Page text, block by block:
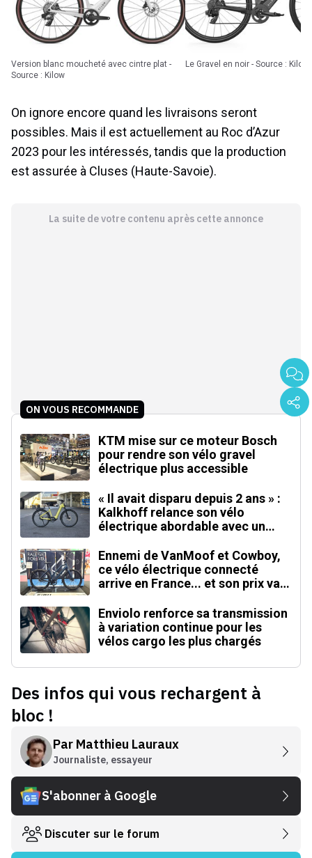
Version blanc moucheté avec cintre plat -
Source : Kilow
Le Gravel en noir - Source : Kilow
On ignore encore quand les livraisons seront
possibles. Mais il est actuellement au Roc d’Azur
2023 pour les intéressés, tandis que la production
est assurée à Cluses (Haute-Savoie).
La suite de votre contenu après cette annonce
ON VOUS RECOMMANDE
KTM mise sur ce moteur Bosch
pour rendre son vélo gravel
électrique plus accessible
« Il avait disparu depuis 2 ans » :
Kalkhoff relance son vélo
électrique abordable avec un
Ennemi de VanMoof et Cowboy,
ce vélo électrique connecté
arrive en France... et son prix va
Enviolo renforce sa transmission
à variation continue pour les
vélos cargo les plus chargés
Des infos qui vous rechargent à
bloc !
Par Matthieu Lauraux
Journaliste, essayeur
S'abonner à Google
Discuter sur le forum